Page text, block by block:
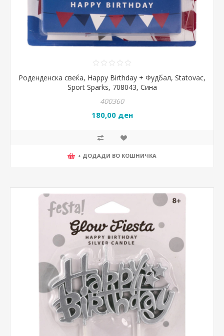
Роденденска свеќа, Happy Birthday + Фудбал, Statovac,
Sport Sparks, 708043, Сина
400360
180,00 ден
+ ДОДАДИ ВО КОШНИЧКА